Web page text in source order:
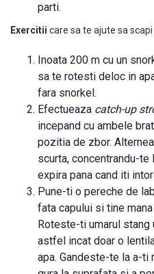
parti.
Exercitii care sa te ajute sa
Inoata 200 m cu un
sa te rotesti deloc in
fara snorkel.
Efectueaza catch-up
incepand cu ambele
pozitia de zbor.
scurta, concentrandu-te
expira pana cand iti
Pune-ti o pereche de
fata capului si tine
Roteste-ti umarul
astfel incat doar o
apa. Gandeste-te la a-ti